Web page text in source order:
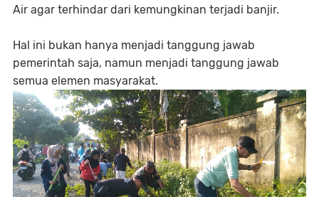
Air agar terhindar dari kemungkinan terjadi banjir.
Hal ini bukan hanya menjadi tanggung jawab
pemerintah saja, namun menjadi tanggung jawab
semua elemen masyarakat.